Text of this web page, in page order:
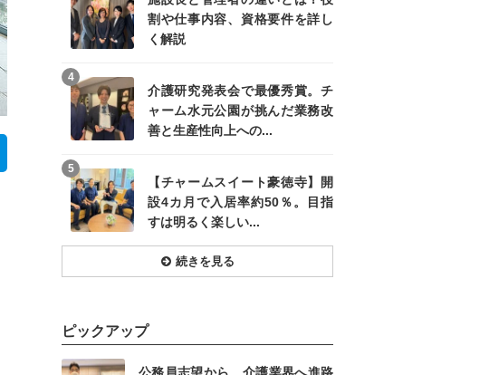
割や仕事内容、資格要件を詳し
く解説
介護研究発表会で最優秀賞。チ
ャーム水元公園が挑んだ業務改
善と生産性向上への...
4
記事を読む
【チャームスイート豪徳寺】開
設4カ月で入居率約50％。目指
すは明るく楽しい...
5
記事を読む
続きを見る
ピックアップ